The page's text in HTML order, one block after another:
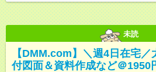
未読
【DMM.com】＼週4日在宅／
付図面＆資料作成など＠1950